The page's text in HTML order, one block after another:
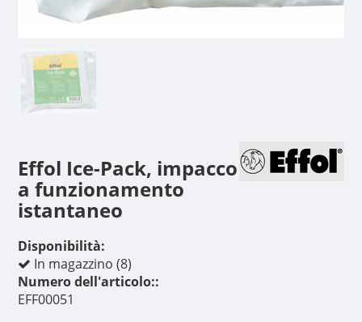
Effol Ice-Pack, impacco
a funzionamento
istantaneo
Disponibilità:
In magazzino (8)
Numero dell'articolo::
EFF00051